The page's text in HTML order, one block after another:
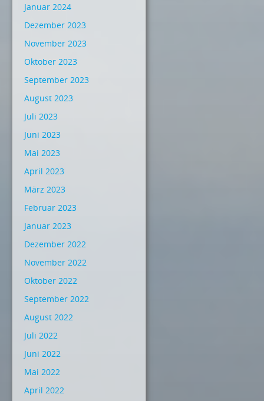
Januar 2024
Dezember 2023
November 2023
Oktober 2023
September 2023
August 2023
Juli 2023
Juni 2023
Mai 2023
April 2023
März 2023
Februar 2023
Januar 2023
Dezember 2022
November 2022
Oktober 2022
September 2022
August 2022
Juli 2022
Juni 2022
Mai 2022
April 2022